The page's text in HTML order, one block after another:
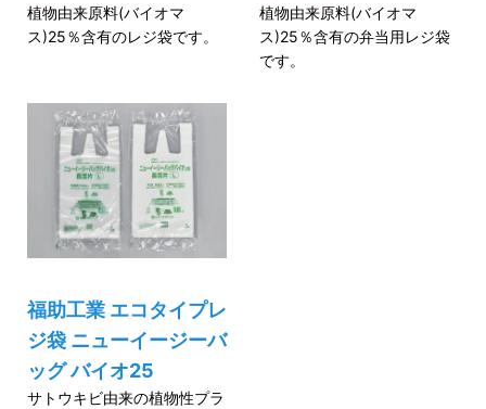
植物由来原料(バイオマ
ス)25％含有のレジ袋です。
植物由来原料(バイオマ
ス)25％含有の弁当用レジ袋
です。
福助工業 エコタイプレ
ジ袋 ニューイージーバ
ッグ バイオ25
サトウキビ由来の植物性プラ